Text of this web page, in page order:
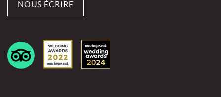
NOUS ÉCRIRE